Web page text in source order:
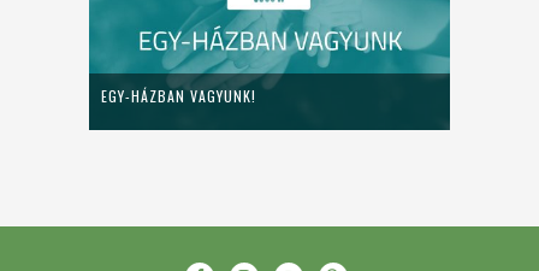
EGY-HÁZBAN VAGYUNK!